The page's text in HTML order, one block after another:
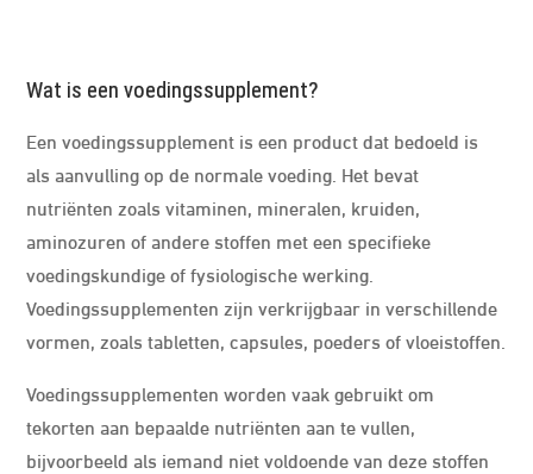
Wat is een voedingssupplement?
Een voedingssupplement is een product dat bedoeld is
als aanvulling op de normale voeding. Het bevat
nutriënten zoals vitaminen, mineralen, kruiden,
aminozuren of andere stoffen met een specifieke
voedingskundige of fysiologische werking.
Voedingssupplementen zijn verkrijgbaar in verschillende
vormen, zoals tabletten, capsules, poeders of vloeistoffen.
Voedingssupplementen worden vaak gebruikt om
tekorten aan bepaalde nutriënten aan te vullen,
bijvoorbeeld als iemand niet voldoende van deze stoffen